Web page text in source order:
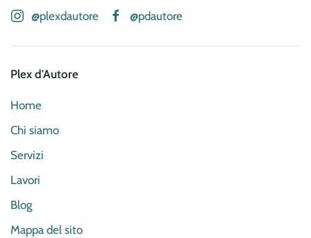
@plexdautore @pdautore
Plex d'Autore
Home
Chi siamo
Servizi
Lavori
Blog
Mappa del sito